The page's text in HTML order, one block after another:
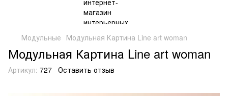
Модульные Модульная Картина Line art woman
Модульная Картина Line art woman
Артикул: 727 Оставить отзыв